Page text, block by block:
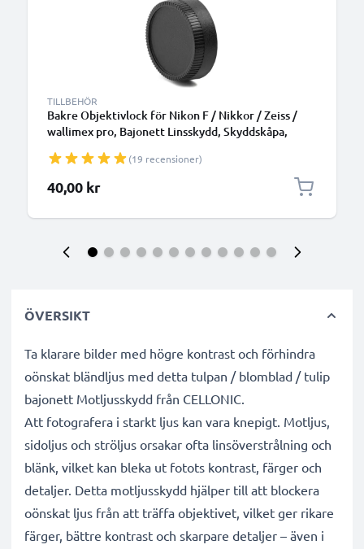
TILLBEHÖR
Bakre Objektivlock för Nikon F / Nikkor / Zeiss /
wallimex pro, Bajonett Linsskydd, Skyddskåpa,
(19 recensioner)
40,00 kr
ÖVERSIKT
Ta klarare bilder med högre kontrast och förhindra
oönskat bländljus med detta tulpan / blomblad / tulip
bajonett Motljusskydd från CELLONIC.
Att fotografera i starkt ljus kan vara knepigt. Motljus,
sidoljus och ströljus orsakar ofta linsöverstrålning och
blänk, vilket kan bleka ut fotots kontrast, färger och
detaljer. Detta motljusskydd hjälper till att blockera
oönskat ljus från att träffa objektivet, vilket ger rikare
färger, bättre kontrast och skarpare detaljer – även i